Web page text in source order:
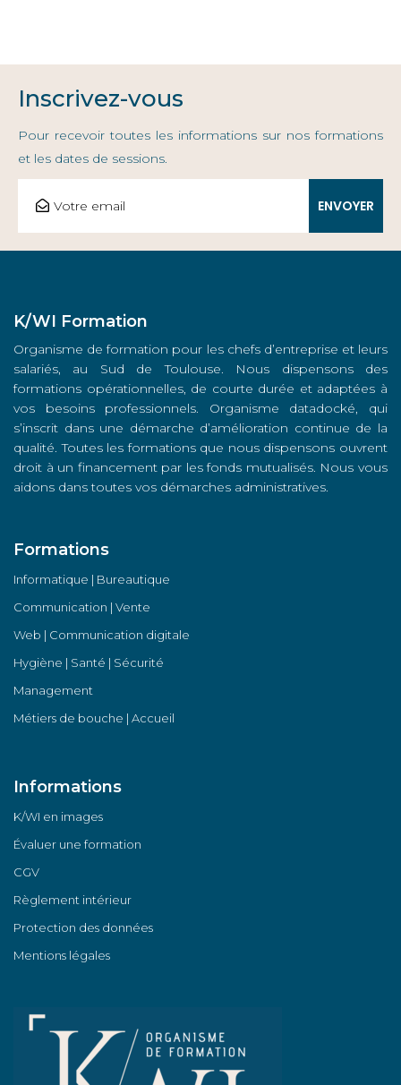
Inscrivez-vous
Pour recevoir toutes les informations sur nos formations
et les dates de sessions.
K/WI Formation
Organisme de formation pour les chefs d’entreprise et leurs
salariés, au Sud de Toulouse. Nous dispensons des
formations opérationnelles, de courte durée et adaptées à
vos besoins professionnels. Organisme datadocké, qui
s’inscrit dans une démarche d’amélioration continue de la
qualité. Toutes les formations que nous dispensons ouvrent
droit à un financement par les fonds mutualisés. Nous vous
aidons dans toutes vos démarches administratives.
Formations
Informatique | Bureautique
Communication | Vente
Web | Communication digitale
Hygiène | Santé | Sécurité
Management
Métiers de bouche | Accueil
Informations
K/WI en images
Évaluer une formation
CGV
Règlement intérieur
Protection des données
Mentions légales